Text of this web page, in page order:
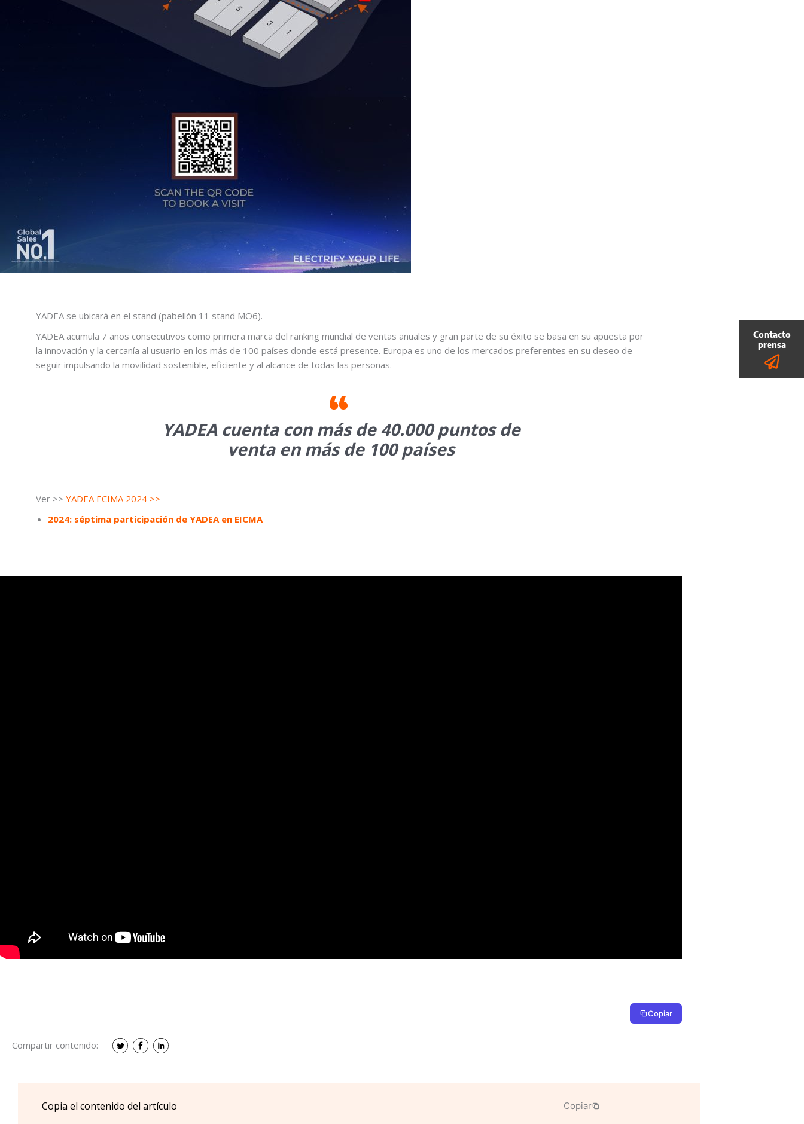
YADEA se ubicará en el stand (pabellón 11 stand MO6).
YADEA acumula 7 años consecutivos como primera marca del ranking mundial de ventas anuales y gran parte de su éxito se basa en su apuesta por
la innovación y la cercanía al usuario en los más de 100 países donde está presente. Europa es uno de los mercados preferentes en su deseo de
seguir impulsando la movilidad sostenible, eficiente y al alcance de todas las personas.
YADEA cuenta con más de 40.000 puntos de
venta en más de 100 países
Ver >> YADEA ECIMA 2024 >>
2024: séptima participación de YADEA en EICMA
Copiar
Compartir contenido:
Copia el contenido del artículo Copiar